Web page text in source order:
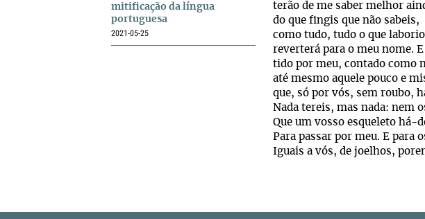
mitificação da língua
portuguesa
2021-05-25
terão de me saber melhor
do que fingis que não sabeis,
como tudo, tudo o que
reverterá para o meu nome.
tido por meu, contado como
até mesmo aquele pouco e
que, só por vós, sem roubo,
Nada tereis, mas nada: nem
Que um vosso esqueleto há-
Para passar por meu. E para
Iguais a vós, de joelhos,